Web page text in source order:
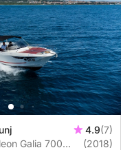
4.9(7)
Galia 700
(2018)